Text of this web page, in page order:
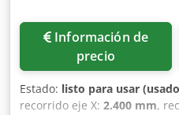
Información de
precio
Estado: listo para usar
recorrido eje X: 2.400 mm,